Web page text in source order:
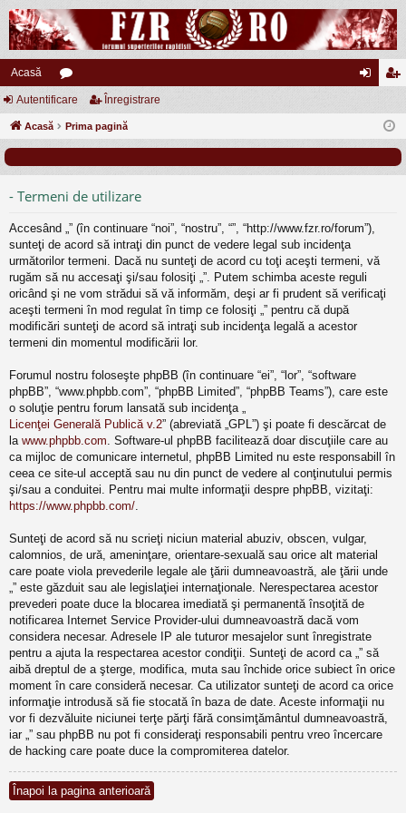
Acasă
or
u eg
Autentificare Înregistrare
Acasă Prima pagină
- Termeni de utilizare
Accesând „” (în continuare “noi”, “nostru”, “”, “http://www.fzr.ro/forum”),
sunteţi de acord să intraţi din punct de vedere legal sub incidenţa
următorilor termeni. Dacă nu sunteţi de acord cu toţi aceşti termeni, vă
rugăm să nu accesaţi şi/sau folosiţi „”. Putem schimba aceste reguli
oricând şi ne vom strădui să vă informăm, deşi ar fi prudent să verificaţi
aceşti termeni în mod regulat în timp ce folosiţi „” pentru că după
modificări sunteţi de acord să intraţi sub incidenţa legală a acestor
termeni din momentul modificării lor.
Forumul nostru foloseşte phpBB (în continuare “ei”, “lor”, “software
phpBB”, “www.phpbb.com”, “phpBB Limited”, “phpBB Teams”), care este
o soluţie pentru forum lansată sub incidenţa „
Licenţei Generală Publică v.2” (abreviată „GPL”) şi poate fi descărcat de
la www.phpbb.com . Software-ul phpBB facilitează doar discuţiile care au
ca mijloc de comunicare internetul, phpBB Limited nu este responsabill în
ceea ce site-ul acceptă sau nu din punct de vedere al conţinutului permis
şi/sau a conduitei. Pentru mai multe informaţii despre phpBB, vizitaţi:
https://www.phpbb.com/
Sunteţi de acord să nu scrieţi niciun material abuziv, obscen, vulgar,
calomnios, de ură, ameninţare, orientare-sexuală sau orice alt material
care poate viola prevederile legale ale ţării dumneavoastră, ale ţării unde
„” este găzduit sau ale legislaţiei internaţionale. Nerespectarea acestor
prevederi poate duce la blocarea imediată şi permanentă însoţită de
notificarea Internet Service Provider-ului dumneavoastră dacă vom
considera necesar. Adresele IP ale tuturor mesajelor sunt înregistrate
pentru a ajuta la respectarea acestor condiţii. Sunteţi de acord ca „” să
aibă dreptul de a şterge, modifica, muta sau închide orice subiect în orice
moment în care consideră necesar. Ca utilizator sunteţi de acord ca orice
informaţie introdusă să fie stocată în baza de date. Aceste informaţii nu
vor fi dezvăluite niciunei terţe părţi fără consimţământul dumneavoastră,
iar „” sau phpBB nu pot fi consideraţi responsabili pentru vreo încercare
de hacking care poate duce la compromiterea datelor.
Înapoi la pagina anterioară